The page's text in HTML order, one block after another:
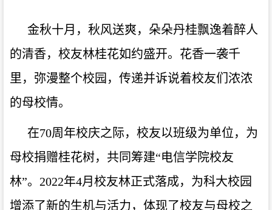
金秋十月，秋风送爽，朵朵丹桂飘逸着醉人
的清香，校友林桂花如约盛开。花香一袭千
里，弥漫整个校园，传递并诉说着校友们浓浓
的母校情。
在70周年校庆之际，校友以班级为单位，为
母校捐赠桂花树，共同筹建“电信学院校友
林”。2022年4月校友林正式落成，为科大校园
增添了新的生机与活力，体现了校友与母校之